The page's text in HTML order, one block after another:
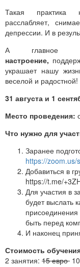
Такая практика
расслабляет,
депрессии. И в
А главное
настроение,
украшает нашу
веселой и радостной!
31 августа и 1
Место проведения:
Что нужно для
Заранее
https://zoom.us/
Добавиться в
https://t.me/
Для участия в
будет выслать
присоединения
быть перед
И наконец
Стоимость
2 занятия: 15 евро